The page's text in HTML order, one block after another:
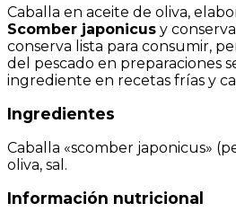
Caballa en aceite de oliva,
Scomber japonicus y
conserva lista para consumir,
del pescado en preparaciones
ingrediente en recetas frías y
Ingredientes
Caballa «scomber japonicus»
oliva, sal.
Información nutricional